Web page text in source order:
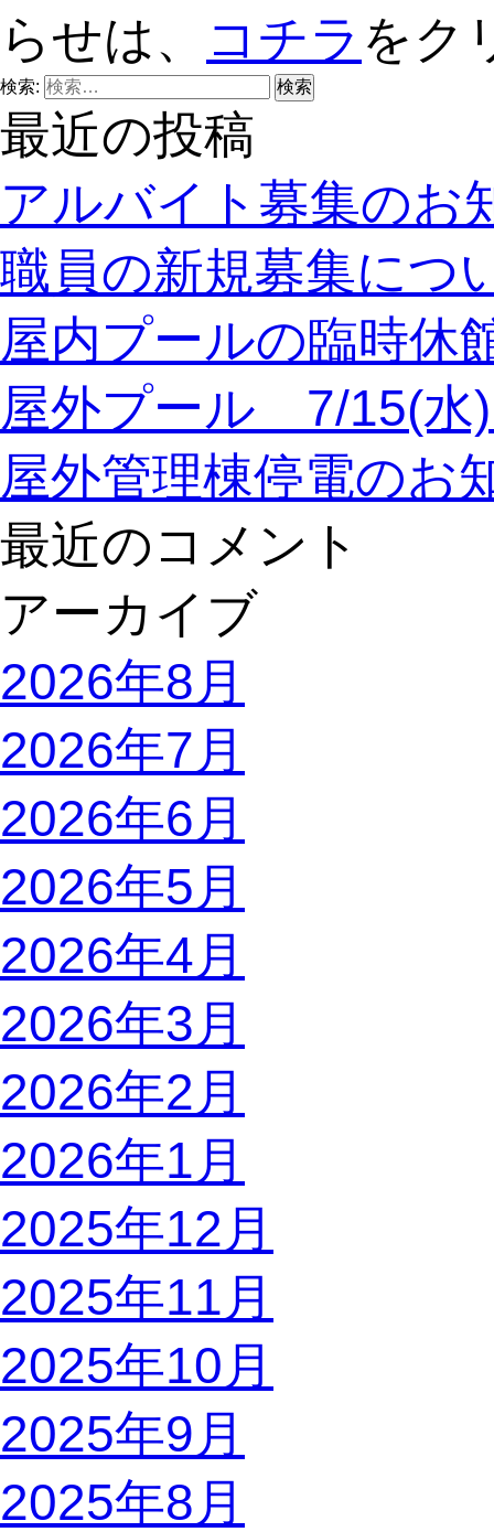
らせは、
コチラ をク
検索:
最近の投稿
アルバイト募集のお
職員の新規募集につ
屋内プールの臨時休
屋外プール 7/15(水
屋外管理棟停電のお
最近のコメント
アーカイブ
2026年8月
2026年7月
2026年6月
2026年5月
2026年4月
2026年3月
2026年2月
2026年1月
2025年12月
2025年11月
2025年10月
2025年9月
2025年8月